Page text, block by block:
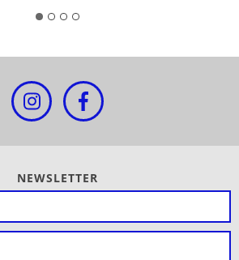
NEWSLETTER